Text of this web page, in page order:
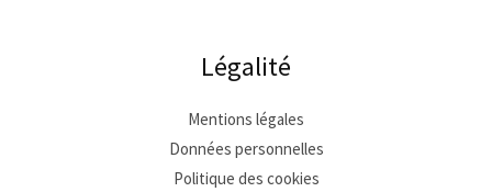
Légalité
Mentions légales
Données personnelles
Politique des cookies